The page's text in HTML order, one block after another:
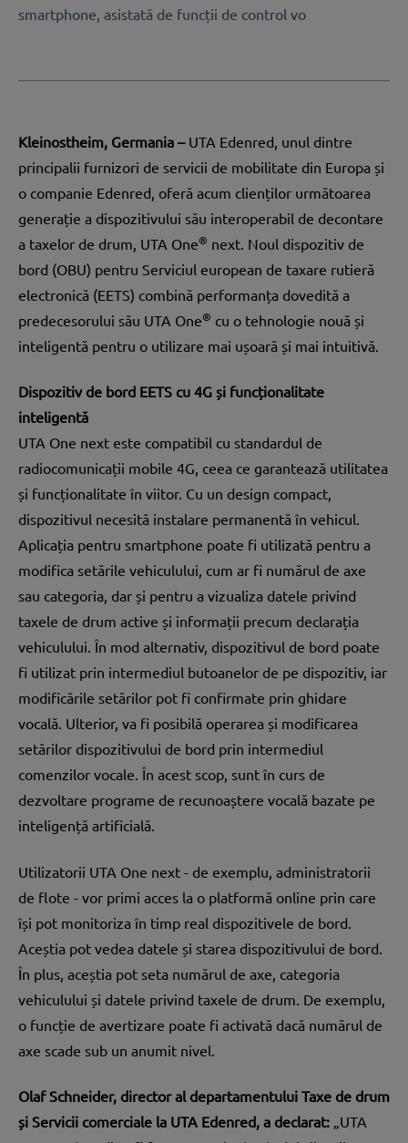
smartphone, asistată de funcții de control vo
Kleinostheim, Germania – UTA Edenred , unul dintre
principalii furnizori de servicii de mobilitate din Europa și
o companie Edenred, oferă acum clienților următoarea
generație a dispozitivului său interoperabil de decontare
a taxelor de drum, UTA One® next. Noul dispozitiv de
bord (OBU) pentru Serviciul european de taxare rutieră
electronică (EETS) combină performanța dovedită a
predecesorului său UTA One® cu o tehnologie nouă și
inteligentă pentru o utilizare mai ușoară și mai intuitivă.
Dispozitiv de bord EETS cu 4G și funcționalitate
inteligentă
UTA One next este compatibil cu standardul de
radiocomunicații mobile 4G, ceea ce garantează utilitatea
și funcționalitate în viitor. Cu un design compact,
dispozitivul necesită instalare permanentă în vehicul.
Aplicația pentru smartphone poate fi utilizată pentru a
modifica setările vehiculului, cum ar fi numărul de axe
sau categoria, dar și pentru a vizualiza datele privind
taxele de drum active și informații precum declarația
vehiculului. În mod alternativ, dispozitivul de bord poate
fi utilizat prin intermediul butoanelor de pe dispozitiv, iar
modificările setărilor pot fi confirmate prin ghidare
vocală. Ulterior, va fi posibilă operarea și modificarea
setărilor dispozitivului de bord prin intermediul
comenzilor vocale. În acest scop, sunt în curs de
dezvoltare programe de recunoaștere vocală bazate pe
inteligență artificială.
Utilizatorii UTA One next - de exemplu, administratorii
de flote - vor primi acces la o platformă online prin care
își pot monitoriza în timp real dispozitivele de bord.
Aceștia pot vedea datele și starea dispozitivului de bord.
În plus, aceștia pot seta numărul de axe, categoria
vehiculului și datele privind taxele de drum. De exemplu,
o funcție de avertizare poate fi activată dacă numărul de
axe scade sub un anumit nivel.
Olaf Schneider, director al departamentului Taxe de drum
și Servicii comerciale la UTA Edenred, a declarat: „UTA